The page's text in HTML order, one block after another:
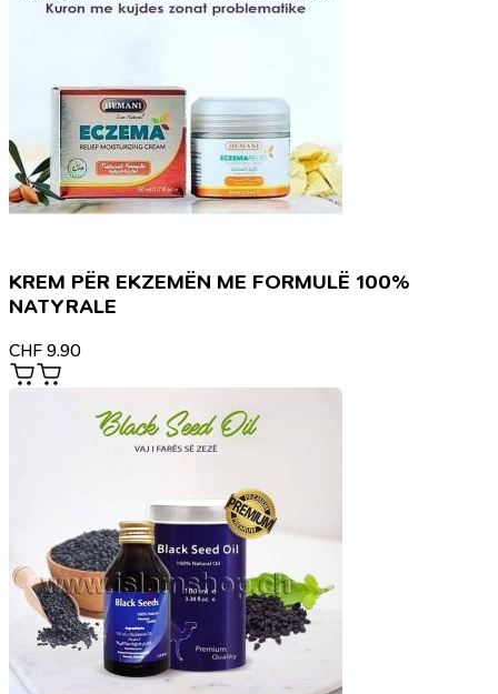
KREM PËR EKZEMËN ME FORMULË 100%
NATYRALE
CHF 9.90